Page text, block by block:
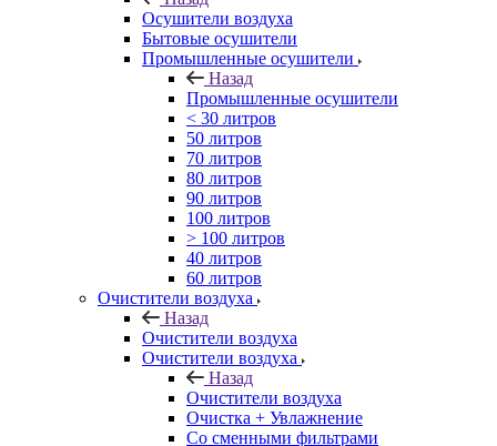
Осушители воздуха
Бытовые осушители
Промышленные осушители
Назад
Промышленные осушители
< 30 литров
50 литров
70 литров
80 литров
90 литров
100 литров
> 100 литров
40 литров
60 литров
Очистители воздуха
Назад
Очистители воздуха
Очистители воздуха
Назад
Очистители воздуха
Очистка + Увлажнение
Cо сменными фильтрами